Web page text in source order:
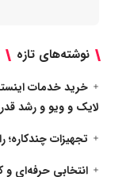
نوشته‌های تازه
خرید خدمات
لایک و ویو و رشد
تجهیزات
انتخابی حرفه‌ای